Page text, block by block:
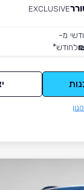
EXCLUSIVE
מ-
לחודש*